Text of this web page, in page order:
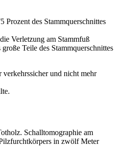
Prozent des Stammquerschnittes
Verletzung am Stammfuß
Teile des Stammquerschnittes
und nicht mehr
Schalltomographie am
in zwölf Meter